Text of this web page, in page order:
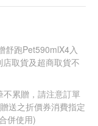
舒跑Pet590mlX4入
取貨及超商取貨不
累贈，請注意訂單
送之折價券消費指定
併使用)